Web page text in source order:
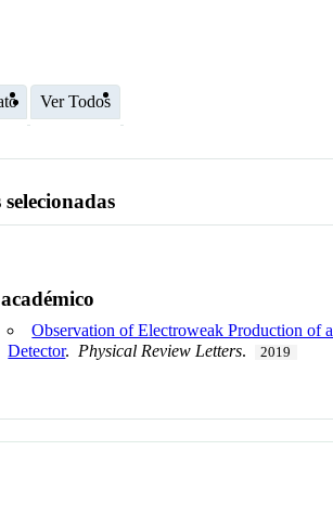
Ver Todos
Observation of Electroweak Production of
Detector. Physical Review Letters. 2019